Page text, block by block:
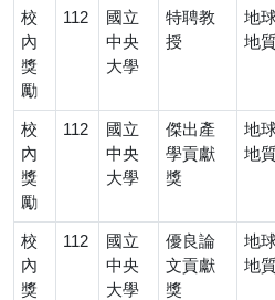
校
內
獎
勵
112
國立
中央
大學
特聘教
授
地
地
校
內
獎
勵
112
國立
中央
大學
傑出產
學貢獻
獎
地
地
校
內
獎
112
國立
中央
大學
優良論
文貢獻
獎
地
地